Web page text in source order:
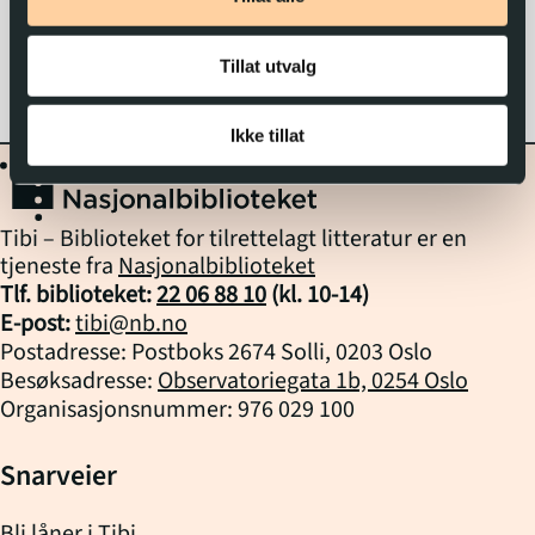
Tillat utvalg
Ikke tillat
Tibi – Biblioteket for tilrettelagt litteratur er en
tjeneste fraNasjonalbiblioteket
Tlf. biblioteket:22 06 88 10(kl.10-14)
E-post:tibi@nb.no
Postadresse: Postboks 2674 Solli, 0203 Oslo
Besøksadresse:Observatoriegata 1b, 0254 Oslo
Organisasjonsnummer: 976 029 100
Snarveier